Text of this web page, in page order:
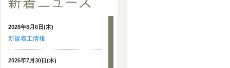
2026年8月6日(木)
新規着工情報
2026年7月30日(木)